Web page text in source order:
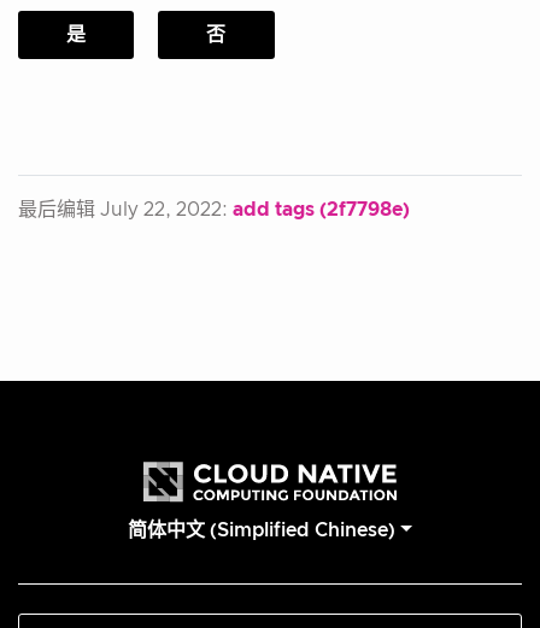
是 否
最后编辑 July 22, 2022: add tags (2f7798e)
简体中文 (Simplified Chinese)